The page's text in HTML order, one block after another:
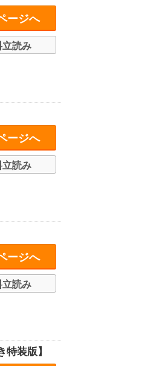
ージへ
立読み
ージへ
立読み
ージへ
立読み
装版】